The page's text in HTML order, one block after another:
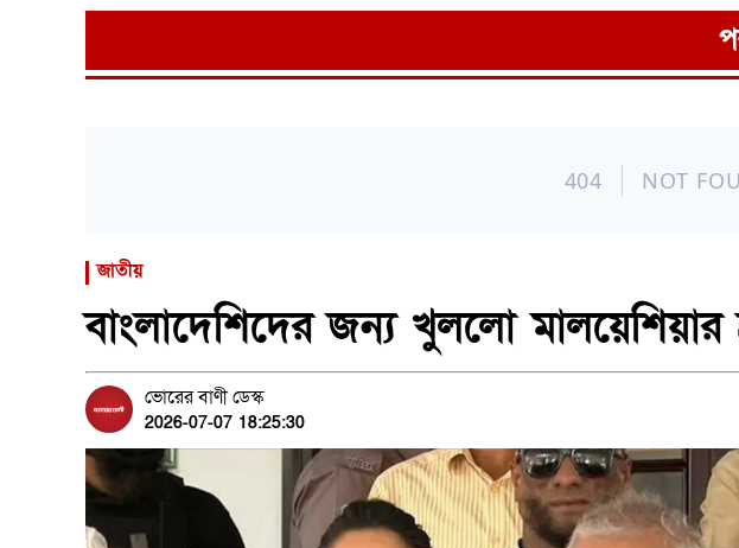
জাতীয়
বাংলাদেশিদের জন্য খুললো মালয়েশিয়ার
ভোরের বাণী ডেস্ক
2026-07-07 18:25:30